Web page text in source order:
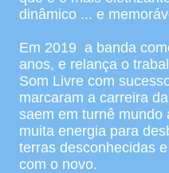
dinâmico ... e
Em 2019 a banda
anos, e relança o
Som Livre com
marcaram a carreira
saem em turnê mundo
muita energia para
terras desconhecidas
com o novo.